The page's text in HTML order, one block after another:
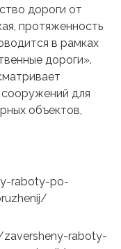
дороги от
протяженность
в рамках
дороги».
сооружений для
объектов,
raboty-po-
zaversheny-raboty-